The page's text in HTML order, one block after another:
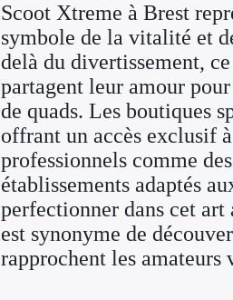
Scoot Xtreme à Brest
symbole de la vitalité et
delà du divertissement,
partagent leur amour
de quads. Les boutiques
offrant un accès exclusif
professionnels comme
établissements adaptés
perfectionner dans cet art
est synonyme de
rapprochent les amateurs